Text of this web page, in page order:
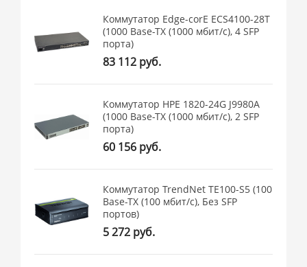
Коммутатор Edge-corE ECS4100-28T
(1000 Base-TX (1000 мбит/с), 4 SFP
порта)
83 112 руб.
Коммутатор HPE 1820-24G J9980A
(1000 Base-TX (1000 мбит/с), 2 SFP
порта)
60 156 руб.
Коммутатор TrendNet TE100-S5 (100
Base-TX (100 мбит/с), Без SFP
портов)
5 272 руб.